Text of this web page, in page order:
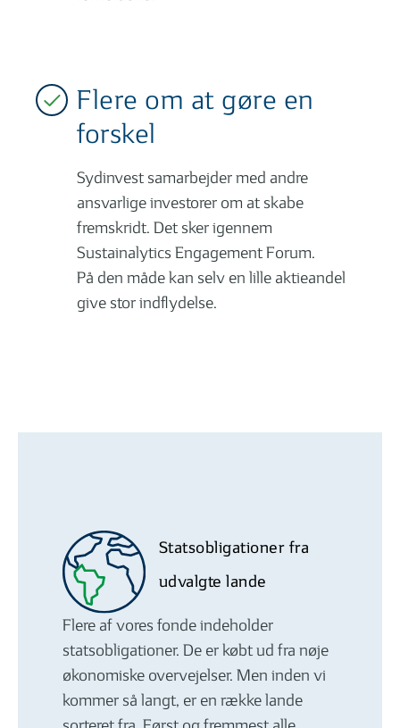
Flere om at gøre en
forskel
Sydinvest samarbejder med andre
ansvarlige investorer om at skabe
fremskridt. Det sker igennem
Sustainalytics Engagement Forum.
På den måde kan selv en lille aktieandel
give stor indflydelse.
Statsobligationer fra
udvalgte lande
Flere af vores fonde indeholder
statsobligationer. De er købt ud fra nøje
økonomiske overvejelser. Men inden vi
kommer så langt, er en række lande